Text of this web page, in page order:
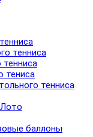
тенниса
тенниса
тениса
тенниса
баллоны